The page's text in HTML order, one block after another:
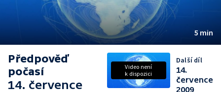
5 min
Předpověď
počasí
14. července
Video není
k dispozici
Další díl
14.
července
2009